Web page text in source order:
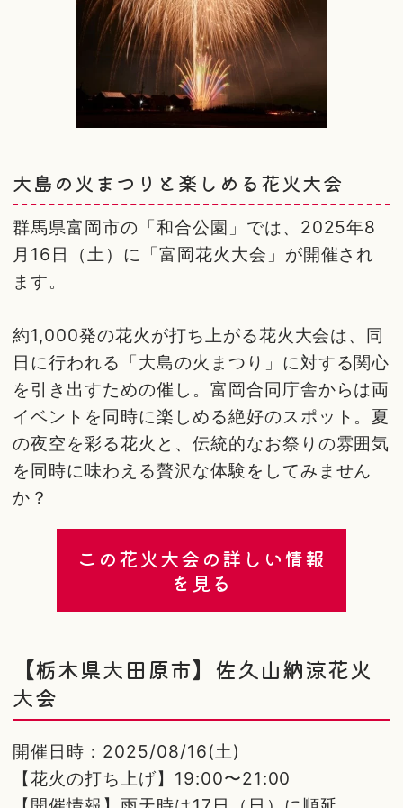
大島の火まつりと楽しめる花火大会
群馬県富岡市の「和合公園」では、2025年8
月16日（土）に「富岡花火大会」が開催され
ます。
約1,000発の花火が打ち上がる花火大会は、同
日に行われる「大島の火まつり」に対する関心
を引き出すための催し。富岡合同庁舎からは両
イベントを同時に楽しめる絶好のスポット。夏
の夜空を彩る花火と、伝統的なお祭りの雰囲気
を同時に味わえる贅沢な体験をしてみません
か？
この花火大会の詳しい情報
を見る
【栃木県大田原市】佐久山納涼花火
大会
開催日時：2025/08/16(土)
【花火の打ち上げ】19:00〜21:00